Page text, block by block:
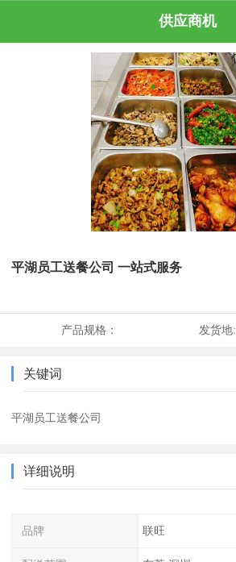
供应商机
平湖员工送餐公司 一站式服务
产品规格： 发货地:
关键词
平湖员工送餐公司
详细说明
品牌 联旺